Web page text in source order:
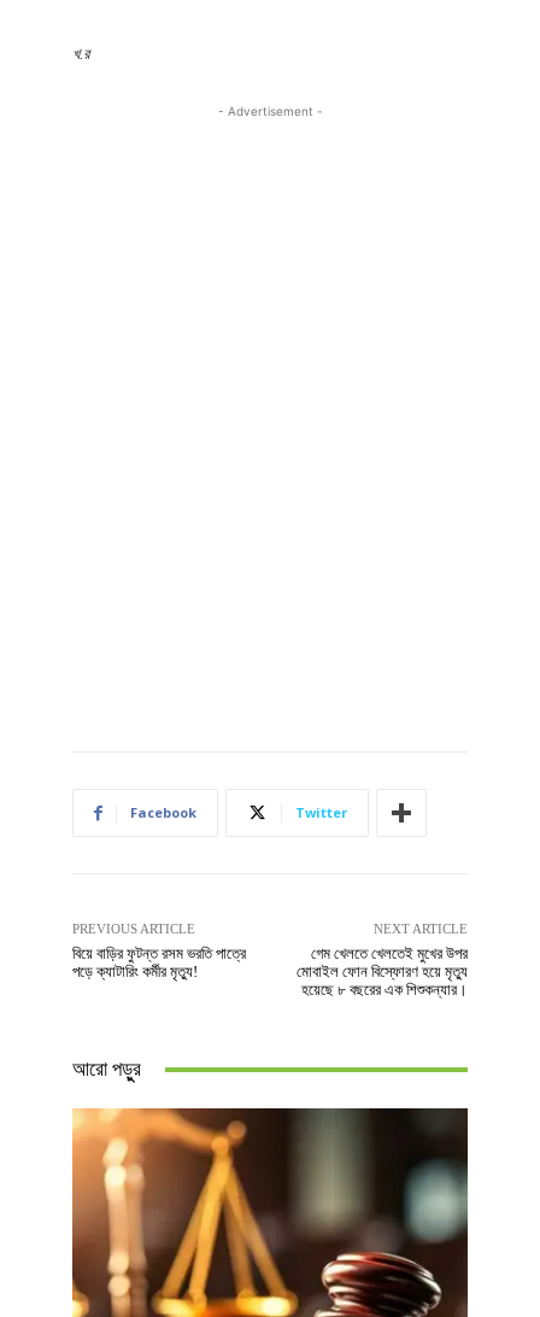
খ.র
- Advertisement -
Facebook Twitter
PREVIOUS ARTICLE
বিয়ে বাড়ির ফুটন্ত রসম ভরতি পাত্রে
পড়ে ক্যাটারিং কর্মীর মৃত্যু!
NEXT ARTICLE
গেম খেলতে খেলতেই মুখের উপর
মোবাইল ফোন বিস্ফোরণ হয়ে মৃত্যু
হয়েছে ৮ বছরের এক শিশুকন্যার।
আরো পড়ুুর